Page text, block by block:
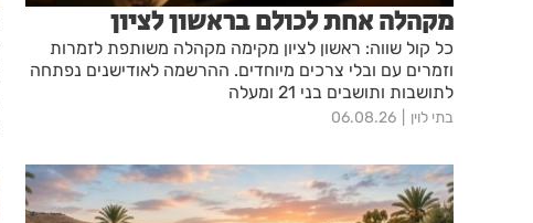
מקהלה אחת לכולם בראשון לציון
כל קול שווה: ראשון לציון מקימה מקהלה משותפת לזמרות
וזמרים עם ובלי צרכים מיוחדים. ההרשמה לאודישנים נפתחה
לתושבות ותושבים בני 21 ומעלה
בתי לוין 06.08.26